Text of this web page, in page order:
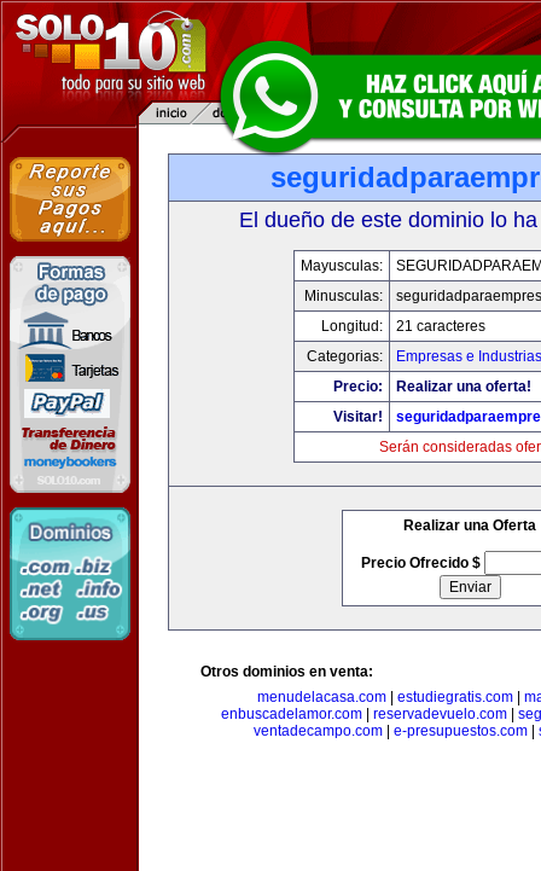
El dueño de este dominio lo
Mayusculas:
Minusculas:
Longitud:
21 caracteres
Categorias:
Empresas e Industrias
Precio:
Realizar una oferta!
Visitar!
Serán consideradas
Realizar una Oferta
Precio Ofrecido $
Otros dominios en venta:
menudelacasa.com
estudiegratis.com
enbuscadelamor.com
reservadevuelo.com
ventadecampo.com| e-presupuestos.com|